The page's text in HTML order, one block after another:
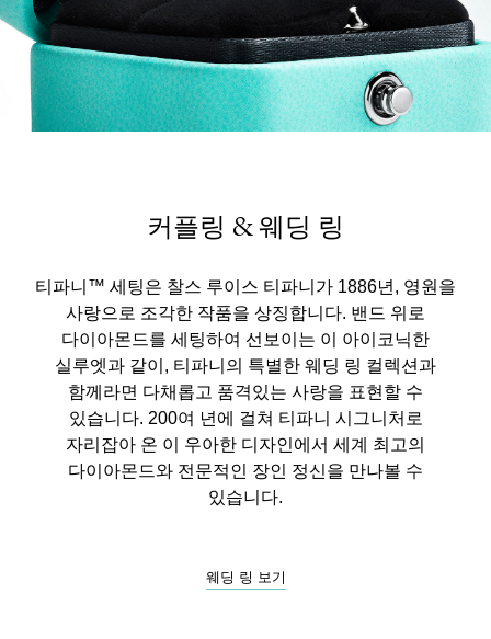
커플링 & 웨딩 링
티파니™ 세팅은 찰스 루이스 티파니가 1886년, 영원을
사랑으로 조각한 작품을 상징합니다. 밴드 위로
다이아몬드를 세팅하여 선보이는 이 아이코닉한
실루엣과 같이, 티파니의 특별한 웨딩 링 컬렉션과
함께라면 다채롭고 품격있는 사랑을 표현할 수
있습니다. 200여 년에 걸쳐 티파니 시그니처로
자리잡아 온 이 우아한 디자인에서 세계 최고의
다이아몬드와 전문적인 장인 정신을 만나볼 수
있습니다.
웨딩 링 보기